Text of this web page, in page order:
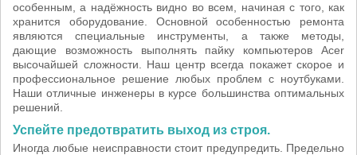
особенным, а надёжность видно во всем, начиная с того, как
хранится оборудование. Основной особенностью ремонта
являются специальные инструменты, а также методы,
дающие возможность выполнять пайку компьютеров Acer
высочайшей сложности. Наш центр всегда покажет скорое и
профессиональное решение любых проблем с ноутбуками.
Наши отличные инженеры в курсе большинства оптимальных
решений.
Успейте предотвратить выход из строя.
Иногда любые неисправности стоит предупредить. Предельно